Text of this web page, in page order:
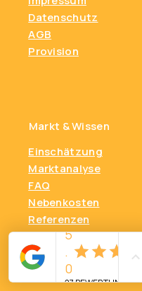
Datenschutz
AGB
Provision
Markt & Wissen
Einschätzung
Marktanalyse
FAQ
Nebenkosten
Referenzen